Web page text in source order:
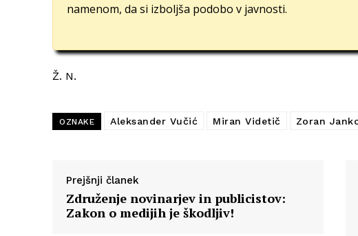
namenom, da si izboljša podobo v javnosti.
Ž. N.
OZNAKE Aleksander Vučić Miran Videtič Zoran
Prejšnji članek
Združenje novinarjev in publicistov:
Zakon o medijih je škodljiv!